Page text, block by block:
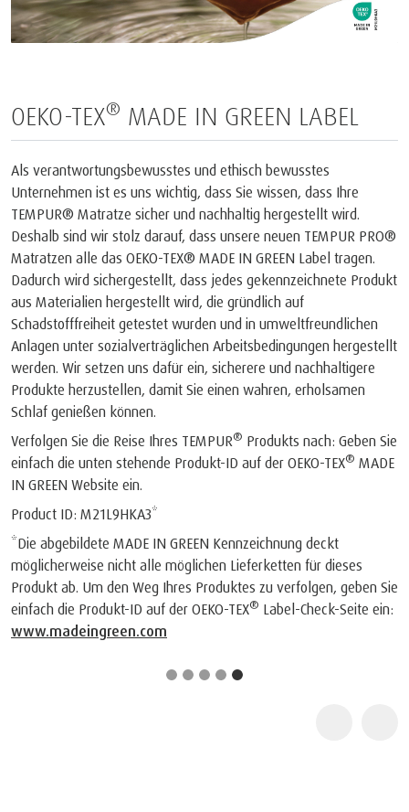
OEKO-TEX® MADE IN GREEN LABEL
Als verantwortungsbewusstes und ethisch bewusstes
Unternehmen ist es uns wichtig, dass Sie wissen, dass Ihre
TEMPUR® Matratze sicher und nachhaltig hergestellt wird.
Deshalb sind wir stolz darauf, dass unsere neuen TEMPUR PRO®
Matratzen alle das OEKO-TEX® MADE IN GREEN Label tragen.
Dadurch wird sichergestellt, dass jedes gekennzeichnete Produkt
aus Materialien hergestellt wird, die gründlich auf
Schadstofffreiheit getestet wurden und in umweltfreundlichen
Anlagen unter sozialverträglichen Arbeitsbedingungen hergestellt
werden. Wir setzen uns dafür ein, sicherere und nachhaltigere
Produkte herzustellen, damit Sie einen wahren, erholsamen
Schlaf genießen können.
Verfolgen Sie die Reise Ihres TEMPUR® Produkts nach: Geben Sie
einfach die unten stehende Produkt-ID auf der OEKO-TEX® MADE
IN GREEN Website ein.
Product ID: M21L9HKA3*
*Die abgebildete MADE IN GREEN Kennzeichnung deckt
möglicherweise nicht alle möglichen Lieferketten für dieses
Produkt ab. Um den Weg Ihres Produktes zu verfolgen, geben Sie
einfach die Produkt-ID auf der OEKO-TEX® Label-Check-Seite ein:
www.madeingreen.com